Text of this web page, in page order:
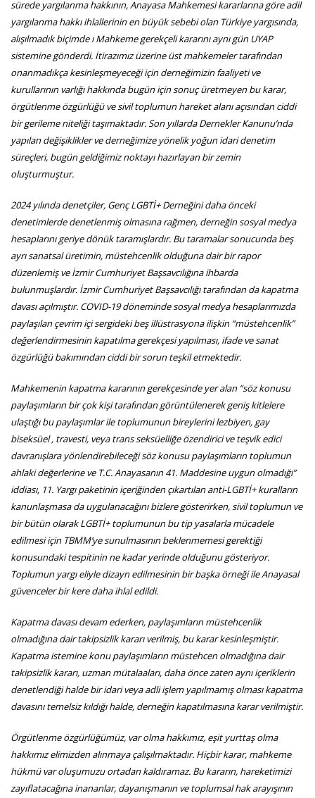
sürede yargılanma hakkının, Anayasa Mahkemesi kararlarına göre adil
yargılanma hakkı ihlallerinin en büyük sebebi olan Türkiye yargısında,
alışılmadık biçimde ı Mahkeme gerekçeli kararını aynı gün UYAP
sistemine gönderdi. İtirazımız üzerine üst mahkemeler tarafından
onanmadıkça kesinleşmeyeceği için derneğimizin faaliyeti ve
kurullarının varlığı hakkında bugün için sonuç üretmeyen bu karar,
örgütlenme özgürlüğü ve sivil toplumun hareket alanı açısından ciddi
bir gerileme niteliği taşımaktadır. Son yıllarda Dernekler Kanunu’nda
yapılan değişiklikler ve derneğimize yönelik yoğun idari denetim
süreçleri, bugün geldiğimiz noktayı hazırlayan bir zemin
oluşturmuştur.
2024 yılında denetçiler, Genç LGBTİ+ Derneğini daha önceki
denetimlerde denetlenmiş olmasına rağmen, derneğin sosyal medya
hesaplarını geriye dönük taramışlardır. Bu taramalar sonucunda beş
ayrı sanatsal üretimin, müstehcenlik olduğuna dair bir rapor
düzenlemiş ve İzmir Cumhuriyet Başsavcılığına ihbarda
bulunmuşlardır. İzmir Cumhuriyet Başsavcılığı tarafından da kapatma
davası açılmıştır. COVID-19 döneminde sosyal medya hesaplarımızda
paylaşılan çevrim içi sergideki beş illüstrasyona ilişkin “müstehcenlik”
değerlendirmesinin kapatılma gerekçesi yapılması, ifade ve sanat
özgürlüğü bakımından ciddi bir sorun teşkil etmektedir.
Mahkemenin kapatma kararının gerekçesinde yer alan “söz konusu
paylaşımların bir çok kişi tarafından görüntülenerek geniş kitlelere
ulaştığı bu paylaşımlar ile toplumunun bireylerini lezbiyen, gay
biseksüel , travesti, veya trans seksüelliğe özendirici ve teşvik edici
davranışlara yönlendirebileceği söz konusu paylaşımların toplumun
ahlaki değerlerine ve T.C. Anayasanın 41. Maddesine uygun olmadığı”
iddiası, 11. Yargı paketinin içeriğinden çıkartılan anti-LGBTİ+ kuralların
kanunlaşmasa da uygulanacağını bizlere gösterirken, sivil toplumun ve
bir bütün olarak LGBTİ+ toplumunun bu tip yasalarla mücadele
edilmesi için TBMM’ye sunulmasının beklenmemesi gerektiği
konusundaki tespitinin ne kadar yerinde olduğunu gösteriyor.
Toplumun yargı eliyle dizayn edilmesinin bir başka örneği ile Anayasal
güvenceler bir kere daha ihlal edildi.
Kapatma davası devam ederken, paylaşımların müstehcenlik
olmadığına dair takipsizlik kararı verilmiş, bu karar kesinleşmiştir.
Kapatma istemine konu paylaşımların müstehcen olmadığına dair
takipsizlik kararı, uzman mütalaaları, daha önce zaten aynı içeriklerin
denetlendiği halde bir idari veya adli işlem yapılmamış olması kapatma
davasını temelsiz kıldığı halde, derneğin kapatılmasına karar verilmiştir.
Örgütlenme özgürlüğümüz, var olma hakkımız, eşit yurttaş olma
hakkımız elimizden alınmaya çalışılmaktadır. Hiçbir karar, mahkeme
hükmü var oluşumuzu ortadan kaldıramaz. Bu kararın, hareketimizi
zayıflatacağına inananlar, dayanışmanın ve toplumsal hak arayışının